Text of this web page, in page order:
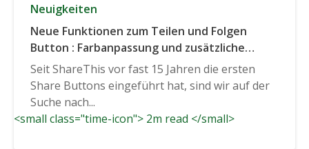
Neuigkeiten
Neue Funktionen zum Teilen und Folgen
Button : Farbanpassung und zusätzliche
Sprachoptionen
Seit ShareThis vor fast 15 Jahren die ersten
Share Buttons eingeführt hat, sind wir auf der
Suche nach...
<small class="time-icon"> 2m read </small>